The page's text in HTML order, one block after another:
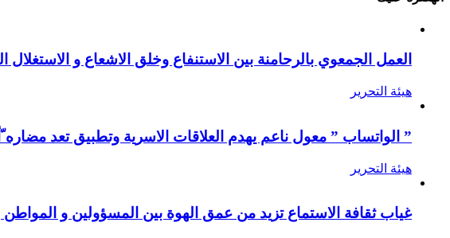
العمل الجمعوي بالرحامنة بين الاستنفاع وخلق الاشعاع و
هيئة التحرير
” الواتساب ” معول ناعم يهدم العلاقات الاسرية وتطبيق تعد مضاره
هيئة التحرير
غياب ثقافة الاستماع تزيد من عمق الهوة بين المسؤولين و المواطن